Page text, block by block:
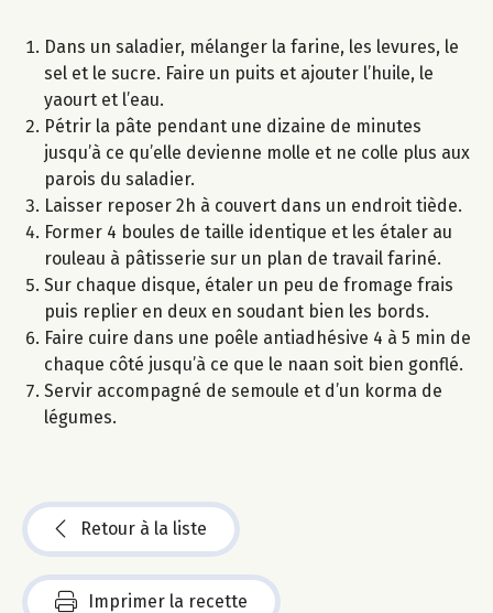
Dans un saladier, mélanger la farine, les levures, le
sel et le sucre. Faire un puits et ajouter l’huile, le
yaourt et l’eau.
Pétrir la pâte pendant une dizaine de minutes
jusqu’à ce qu’elle devienne molle et ne colle plus aux
parois du saladier.
Laisser reposer 2h à couvert dans un endroit tiède.
Former 4 boules de taille identique et les étaler au
rouleau à pâtisserie sur un plan de travail fariné.
Sur chaque disque, étaler un peu de fromage frais
puis replier en deux en soudant bien les bords.
Faire cuire dans une poêle antiadhésive 4 à 5 min de
chaque côté jusqu’à ce que le naan soit bien gonflé.
Servir accompagné de semoule et d’un korma de
légumes.
Retour à la liste
Imprimer la recette